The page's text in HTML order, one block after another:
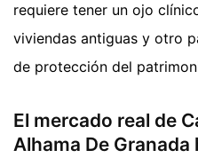
requiere tener un ojo
viviendas antiguas y otro
de protección del
El mercado real de
Alhama De Granada